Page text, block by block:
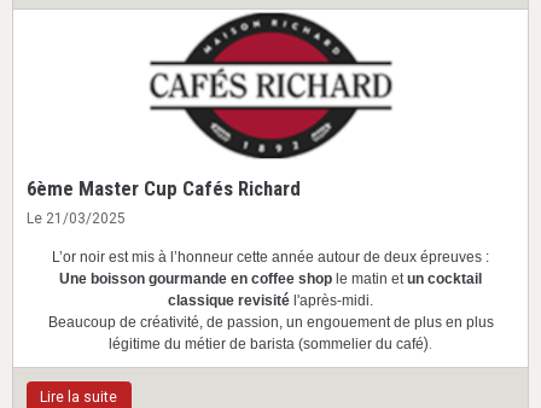
6ème Master Cup Cafés Richard
Le 21/03/2025
L’or noir est mis à l’honneur cette année autour de deux épreuves :
Une boisson gourmande en coffee shop le matin etun cocktail
classique revisité l'après-midi.
Beaucoup de créativité, de passion, un engouement de plus en plus
légitime du métier de barista (sommelier du café).
Lire la suite